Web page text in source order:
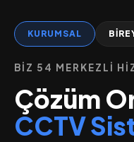
KURUMSAL
BİZ 54 MERKEZLİ
Çözüm
CCTV